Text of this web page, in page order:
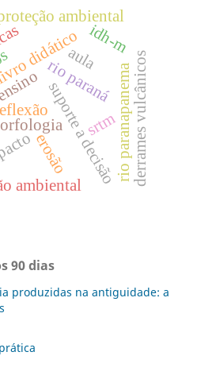
didático
suporte a decisão
erosão
srtm
ambiental
ambiental
rio paranário paranapanemaderrames vulcânicos
aula
idh-m
90 dias
produzidas na antiguidade: a